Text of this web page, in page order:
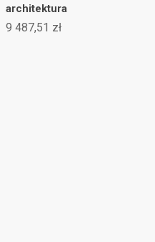
produkty na swojej
architektura
9 487,51 zł